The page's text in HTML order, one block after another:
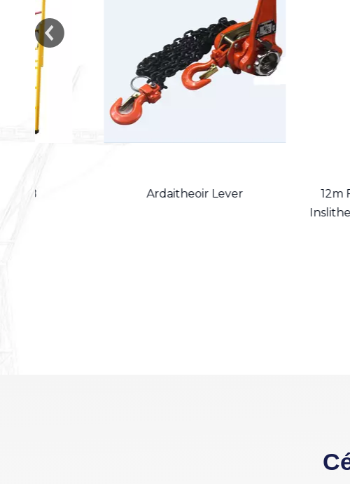
Ardaitheoir Lever
12m Fad
Inslithe Cruth